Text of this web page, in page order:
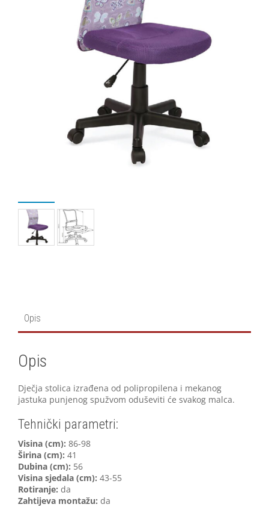
Opis
Opis
Dječja stolica izrađena od polipropilena i mekanog
jastuka punjenog spužvom oduševiti će svakog malca.
Tehnički parametri:
Visina (cm): 86-98
Širina (cm): 41
Dubina (cm): 56
Visina sjedala (cm): 43-55
Rotiranje: da
Zahtijeva montažu: da